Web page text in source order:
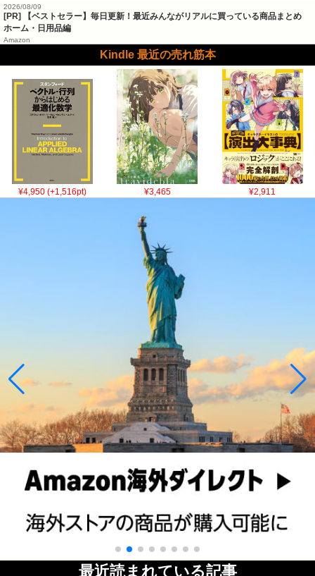
2026/08/09
[PR] 【ベストセラー】毎日更新！最近みんながリアルに買っている商品まとめ
ホーム・日用品編
Amazon
Kindle 最近の売れ筋本
¥4,950 (+1,516pt) ¥3,465 ¥2,911
最近読まれている記事